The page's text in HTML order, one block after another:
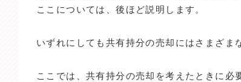
ここについては、後ほど説明します。
いずれにしても共有持分の売却にはさまざま
ここでは、共有持分の売却を考えたときに